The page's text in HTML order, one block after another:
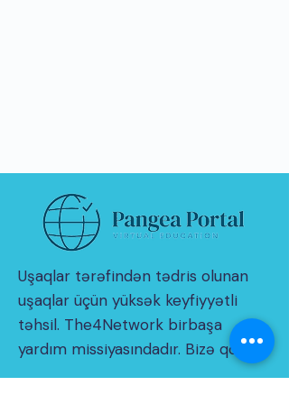
Uşaqlar tərəfindən tədris olunan
uşaqlar üçün yüksək keyfiyyətli
təhsil. The4Network birbaşa
yardım missiyasındadır. Bizə qoşul!
© 2021 THE4NETWORK Limited tərəfindən